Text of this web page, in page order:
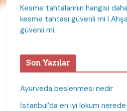
Kesme tahtalarının hangisi
kesme tahtası güvenli mi I
güvenli mi
Son Yazılar
Ayurveda beslenmesi nedir
İstanbul’da en iyi lokum